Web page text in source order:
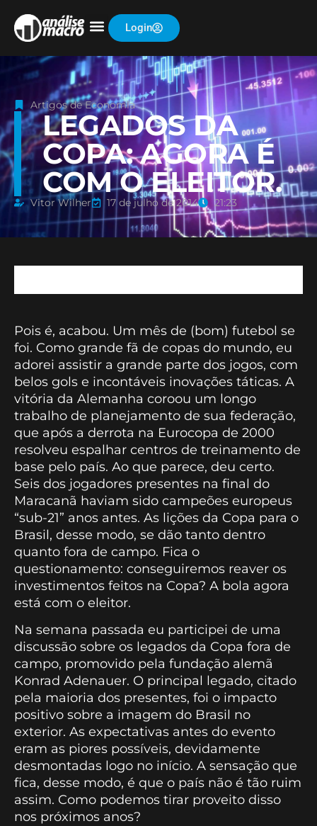
Login
Artigos de Economia
LEGADOS DA
COPA: AGORA É
COM O ELEITOR.
Vitor Wilher 17 de julho de 2014 21:23
Pois é, acabou. Um mês de (bom) futebol se
foi. Como grande fã de copas do mundo, eu
adorei assistir a grande parte dos jogos, com
belos gols e incontáveis inovações táticas. A
vitória da Alemanha coroou um longo
trabalho de planejamento de sua federação,
que após a derrota na Eurocopa de 2000
resolveu espalhar centros de treinamento de
base pelo país. Ao que parece, deu certo.
Seis dos jogadores presentes na final do
Maracanã haviam sido campeões europeus
“sub-21” anos antes. As lições da Copa para o
Brasil, desse modo, se dão tanto dentro
quanto fora de campo. Fica o
questionamento: conseguiremos reaver os
investimentos feitos na Copa? A bola agora
está com o eleitor.
Na semana passada eu participei de uma
discussão sobre os legados da Copa fora de
campo, promovido pela fundação alemã
Konrad Adenauer. O principal legado, citado
pela maioria dos presentes, foi o impacto
positivo sobre a imagem do Brasil no
exterior. As expectativas antes do evento
eram as piores possíveis, devidamente
desmontadas logo no início. A sensação que
fica, desse modo, é que o país não é tão ruim
assim. Como podemos tirar proveito disso
nos próximos anos?